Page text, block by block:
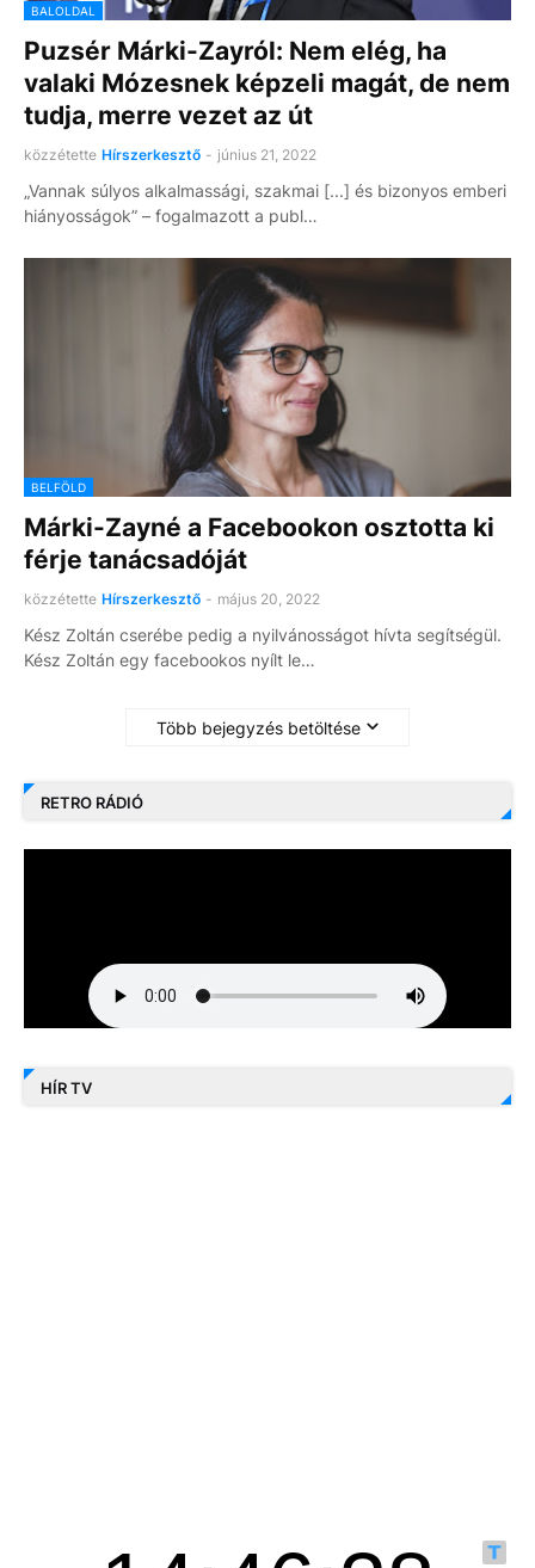
BALOLDAL
Puzsér Márki-Zayról: Nem elég, ha
valaki Mózesnek képzeli magát, de nem
tudja, merre vezet az út
közzétette Hírszerkesztő - június 21, 2022
„Vannak súlyos alkalmassági, szakmai [...] és bizonyos emberi
hiányosságok” – fogalmazott a publ…
BELFÖLD
Márki-Zayné a Facebookon osztotta ki
férje tanácsadóját
közzétette Hírszerkesztő - május 20, 2022
Kész Zoltán cserébe pedig a nyilvánosságot hívta segítségül.
Kész Zoltán egy facebookos nyílt le…
Több bejegyzés betöltése
RETRO RÁDIÓ
HÍR TV